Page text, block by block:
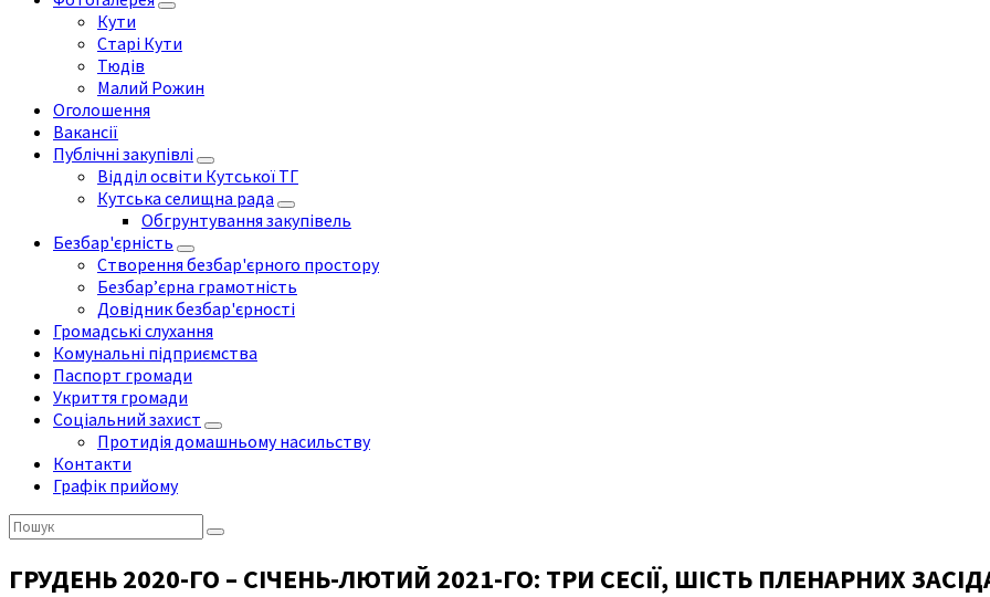
Кути
Старі Кути
Тюдів
Малий Рожин
Оголошення
Вакансії
Публічні закупівлі
Відділ освіти Кутської ТГ
Кутська селищна рада
Обгрунтування закупівель
Безбар'єрність
Створення безбар'єрного простору
Безбар’єрна грамотність
Довідник безбар'єрності
Громадські слухання
Комунальні підприємства
Паспорт громади
Укриття громади
Соціальний захист
Протидія домашньому насильству
Контакти
Графік прийому
Пошук:
ГРУДЕНЬ 2020-ГО – СІЧЕНЬ-ЛЮТИЙ 2021-ГО: ТРИ СЕСІЇ, ШІСТЬ ПЛЕНАРНИХ